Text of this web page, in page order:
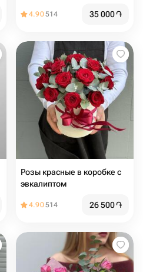
4.90514 35 000֏
Розы красные в коробке с
эвкалиптом
4.90514 26 500֏